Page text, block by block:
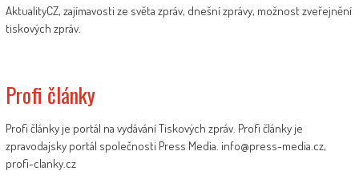
AktualityCZ, zajímavosti ze světa zpráv, dnešní zprávy, možnost zveřejnění
tiskových zpráv.
Profi články
Profi články je portál na vydávání Tiskových zpráv. Profi články je
zpravodajsky portál společnosti Press Media. info@press-media.cz,
profi-clanky.cz